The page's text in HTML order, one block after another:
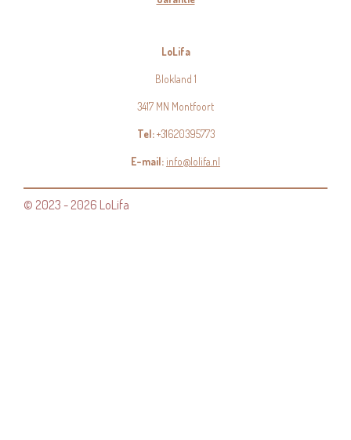
LoLifa
Blokland 1
3417 MN Montfoort
Tel:+31620395773
E-mail:info@lolifa.nl
© 2023 - 2026 LoLifa